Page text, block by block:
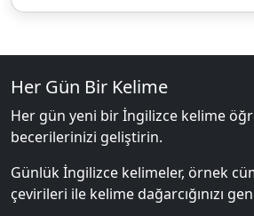
Her Gün Bir Kelime
Her gün yeni bir İngilizce kelime
becerilerinizi geliştirin.
Günlük İngilizce kelimeler, örnek
çevirileri ile kelime dağarcığınızı